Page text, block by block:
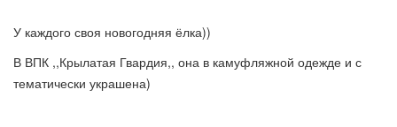
У каждого своя новогодняя ёлка))
В ВПК ,,Крылатая Гвардия,, она в камуфляжной одежде и с
тематически украшена)